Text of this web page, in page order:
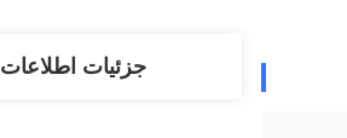
جزئیات اطلاعات